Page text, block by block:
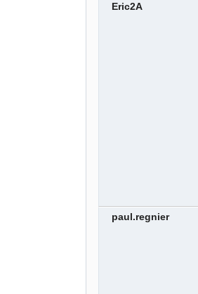
Eric2A
paul.regnier